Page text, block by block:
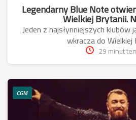
Legendarny Blue Note
Wielkiej Brytanii.
Jeden z najsłynniejszych klubów
wkracza do
29 minut
CGM